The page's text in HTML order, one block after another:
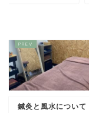
鍼灸と風水について